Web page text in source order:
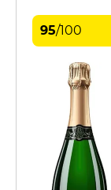
95/100